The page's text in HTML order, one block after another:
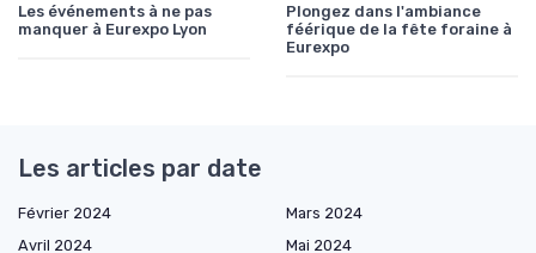
Les événements à ne pas
manquer à Eurexpo Lyon
Plongez dans l'ambiance
féérique de la fête foraine à
Eurexpo
Les articles par date
Février 2024
Mars 2024
Avril 2024
Mai 2024